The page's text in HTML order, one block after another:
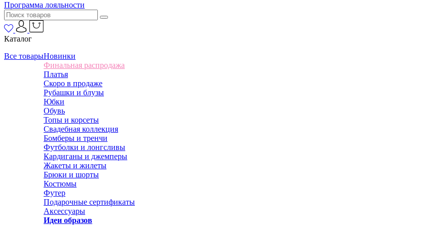
Программа лояльности
Каталог
Все товарыНовинки
Финальная распродажа
Платья
Скоро в продаже
Рубашки и блузы
Юбки
Обувь
Топы и корсеты
Свадебная коллекция
Бомберы и тренчи
Футболки и лонгсливы
Кардиганы и джемперы
Жакеты и жилеты
Брюки и шорты
Костюмы
Футер
Подарочные сертификаты
Аксессуары
Идеи образов